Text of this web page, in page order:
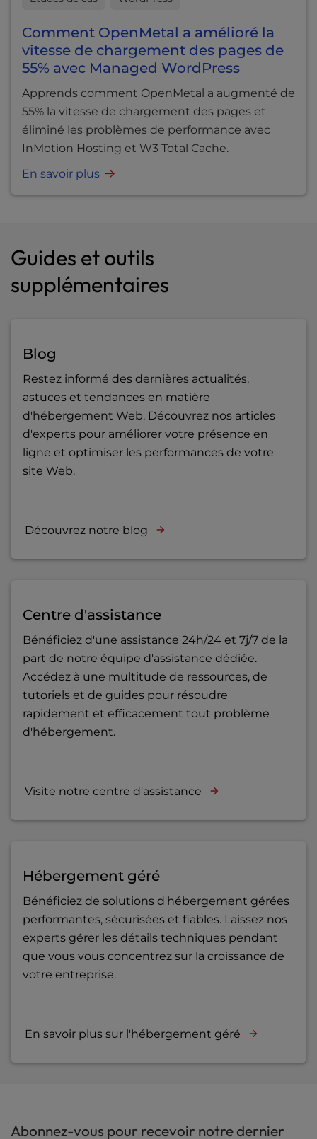
Comment OpenMetal a amélioré la
vitesse de chargement des pages de
55% avec Managed WordPress
Apprends comment OpenMetal a augmenté de
55% la vitesse de chargement des pages et
éliminé les problèmes de performance avec
InMotion Hosting et W3 Total Cache.
En savoir plus
Guides et outils
supplémentaires
Blog
Restez informé des dernières actualités,
astuces et tendances en matière
d'hébergement Web. Découvrez nos articles
d'experts pour améliorer votre présence en
ligne et optimiser les performances de votre
site Web.
Découvrez notre blog
Centre d'assistance
Bénéficiez d'une assistance 24h/24 et 7j/7 de la
part de notre équipe d'assistance dédiée.
Accédez à une multitude de ressources, de
tutoriels et de guides pour résoudre
rapidement et efficacement tout problème
d'hébergement.
Visite notre centre d'assistance
Hébergement géré
Bénéficiez de solutions d'hébergement gérées
performantes, sécurisées et fiables. Laissez nos
experts gérer les détails techniques pendant
que vous vous concentrez sur la croissance de
votre entreprise.
En savoir plus sur l'hébergement géré
Abonnez-vous pour recevoir notre dernier